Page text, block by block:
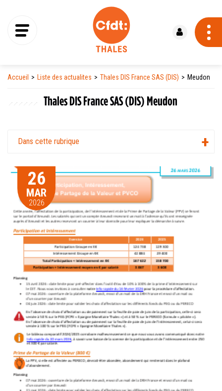
Accueil Liste des actualites Thales DIS France SAS (DIS) Meudon
Thales DIS France SAS (DIS) Meudon
Dans cette rubrique
26
MAR
2026